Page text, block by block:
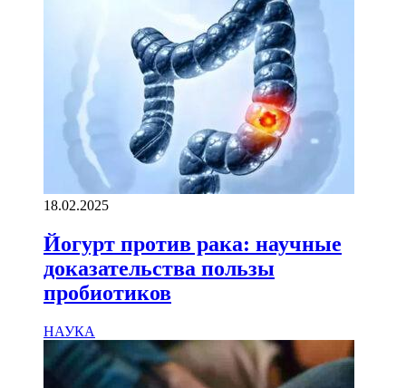
18.02.2025
Йогурт против рака: научные
доказательства пользы
пробиотиков
НАУКА